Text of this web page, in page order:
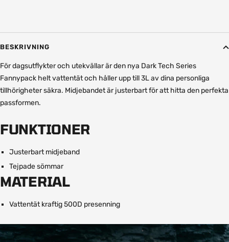
BESKRIVNING
För dagsutflykter och utekvällar är den nya Dark Tech Series
Fannypack helt vattentät och håller upp till 3L av dina personliga
tillhörigheter säkra. Midjebandet är justerbart för att hitta den perfekta
passformen.
FUNKTIONER
Justerbart midjeband
Tejpade sömmar
MATERIAL
Vattentät kraftig 500D presenning